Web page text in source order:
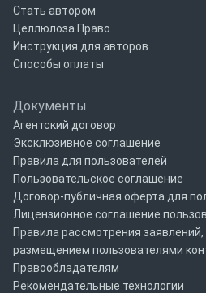
Стать автором
Целлюлоза Право
Инструкция для авторов
Способы оплаты
Документы
Агентский договор
Эксклюзивное соглашение
Правила для пользователей
Пользовательское соглашение
Договор-публичная оферта для
Лицензионное соглашение
Правила рассмотрения заявлений,
размещением пользователями
Правообладателям
Рекомендательные технологии